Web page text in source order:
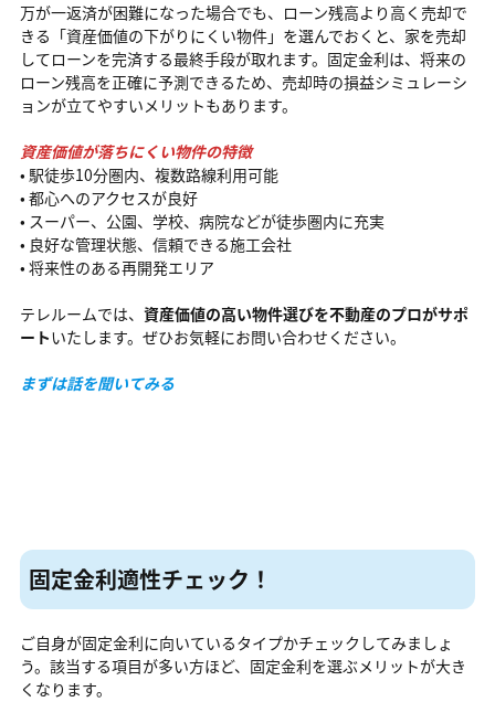
万が一返済が困難になった場合でも、ローン残高より高く売却で
きる「資産価値の下がりにくい物件」を選んでおくと、家を売却
してローンを完済する最終手段が取れます。固定金利は、将来の
ローン残高を正確に予測できるため、売却時の損益シミュレーシ
ョンが立てやすいメリットもあります。
資産価値が落ちにくい物件の特徴
• 駅徒歩10分圏内、複数路線利用可能
• 都心へのアクセスが良好
• スーパー、公園、学校、病院などが徒歩圏内に充実
• 良好な管理状態、信頼できる施工会社
• 将来性のある再開発エリア
テレルームでは、 資産価値の高い物件選びを不動産のプロがサポ
ートいたします。ぜひお気軽にお問い合わせください。
まずは話を聞いてみる
固定金利適性チェック ！
ご自身が固定金利に向いているタイプかチェックしてみましょ
う。該当する項目が多い方ほど、固定金利を選ぶメリットが大き
くなります。